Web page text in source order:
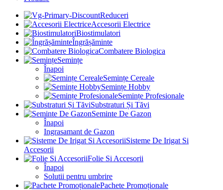
Reduceri
Accesorii Electrice
Biostimulatori
Îngrășăminte
Combatere Biologica
Semințe
Înapoi
Semințe Cereale
Semințe Hobby
Semințe Profesionale
Substraturi Și Tăvi
Seminte De Gazon
Înapoi
Ingrasamant de Gazon
Sisteme De Irigat Si
Accesorii
Folie Si Accesorii
Înapoi
Solutii pentru umbrire
Pachete Promoționale